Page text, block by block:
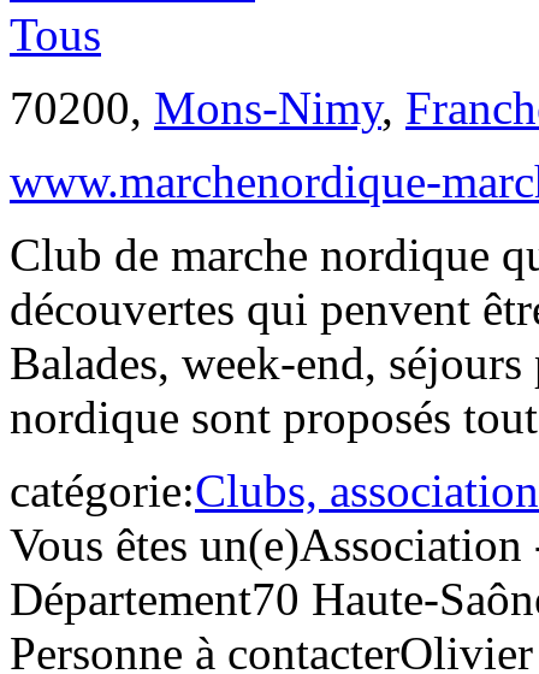
70200, Mons-Nimy,
www.marchenordique-
Club de marche nordique
découvertes qui penvent
Balades, week-end,
nordique sont proposés
catégorie:Clubs,
Vous êtes un(e)Association
Département70 Haute-
Personne à contacterOlivier